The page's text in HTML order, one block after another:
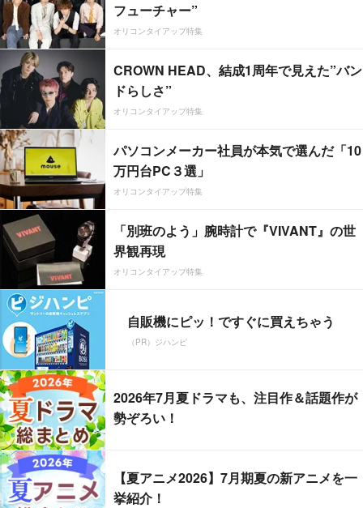
フューチャー”
オリコンタイアップ特集
CROWN HEAD、結成1周年で見えた”バン
ドらしさ”
オリコンタイアップ特集
パソコンメーカー社員が本気で選んだ「10
万円台PC３選」
オリコンタイアップ特集
「別班のよう」腕時計で『VIVANT』の世
界観再現
オリコンタイアップ特集
自販機にピッ！ですぐに買えちゃう
（PR）ジハンピ
2026年7月夏ドラマも、注目作＆話題作が
勢ぞろい！
【夏アニメ2026】7月期夏の新アニメを一
挙紹介！